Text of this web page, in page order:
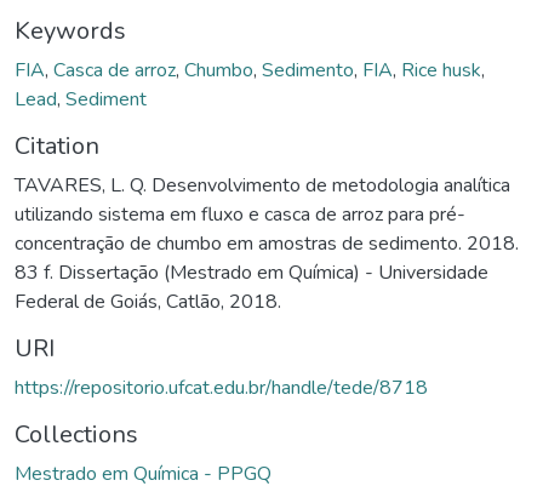
Keywords
FIA, Casca de arroz, Chumbo, Sedimento, FIA, Rice husk,
Lead, Sediment
Citation
TAVARES, L. Q. Desenvolvimento de metodologia analítica
utilizando sistema em fluxo e casca de arroz para pré-
concentração de chumbo em amostras de sedimento. 2018.
83 f. Dissertação (Mestrado em Química) - Universidade
Federal de Goiás, Catlão, 2018.
URI
https://repositorio.ufcat.edu.br/handle/tede/8718
Collections
Mestrado em Química - PPGQ